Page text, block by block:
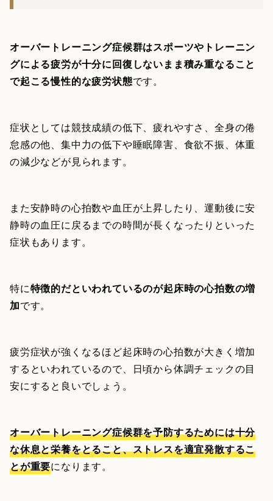
オーバートレーニング症候群はスポーツやトレーニン
グによる疲労が十分に回復しないまま積み重なること
で起こる慢性的な疲労状態です。
症状としては競技成績の低下、疲れやすさ、全身の倦
怠感の他、集中力の低下や睡眠障害、食欲不振、体重
の減少などが見られます。
また安静時の心拍数や血圧が上昇したり、運動後に安
静時の血圧に戻るまでの時間が長くなったりといった
症状もあります。
特に特徴的だといわれているのが起床時の心拍数の増
加です。
疲労症状が強くなるほど起床時の心拍数が大きく増加
するといわれているので、日頃から体調チェックの目
安にすると良いでしょう。
オーバートレーニング症候群を予防するためには十分
な休息と栄養をとること、ストレスを適宜発散するこ
とが重要になります。